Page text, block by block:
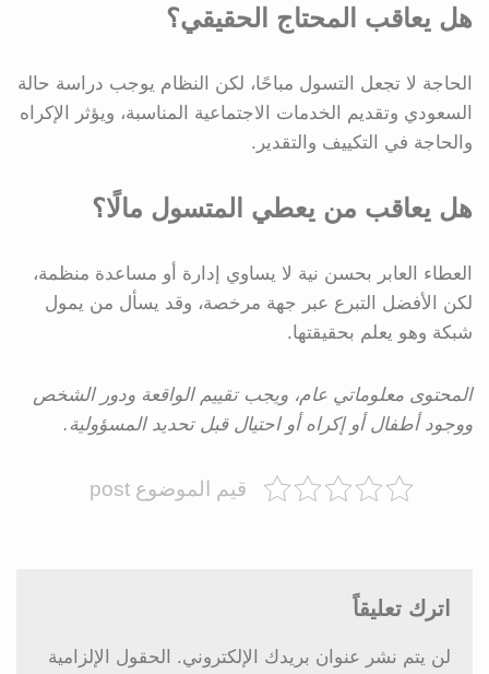
هل يعاقب المحتاج الحقيقي؟
الحاجة لا تجعل التسول مباحًا، لكن النظام يوجب دراسة حالة
السعودي وتقديم الخدمات الاجتماعية المناسبة، ويؤثر الإكراه
والحاجة في التكييف والتقدير.
هل يعاقب من يعطي المتسول مالًا؟
العطاء العابر بحسن نية لا يساوي إدارة أو مساعدة منظمة،
لكن الأفضل التبرع عبر جهة مرخصة، وقد يسأل من يمول
شبكة وهو يعلم بحقيقتها.
المحتوى معلوماتي عام، ويجب تقييم الواقعة ودور الشخص
ووجود أطفال أو إكراه أو احتيال قبل تحديد المسؤولية.
قيم الموضوع post
اترك تعليقاً
لن يتم نشر عنوان بريدك الإلكتروني.
الحقول الإلزامية